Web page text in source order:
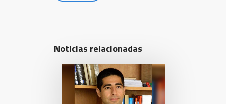
Noticias relacionadas